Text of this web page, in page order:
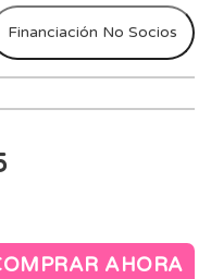
Financiación No Socios
AHORA